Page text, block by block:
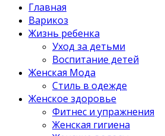
Главная
Варикоз
Жизнь ребенка
Уход за детьми
Воспитание детей
Женская Мода
Стиль в одежде
Женское здоровье
Фитнес и упражнения
Женская гигиена